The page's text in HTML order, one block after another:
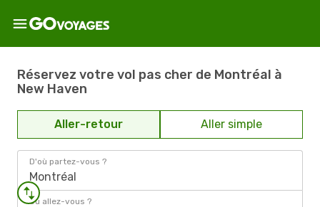
Réservez votre vol pas cher de Montréal à
New Haven
Aller-retour Aller simple
D'où partez-vous ?
Montréal
Où allez-vous ?